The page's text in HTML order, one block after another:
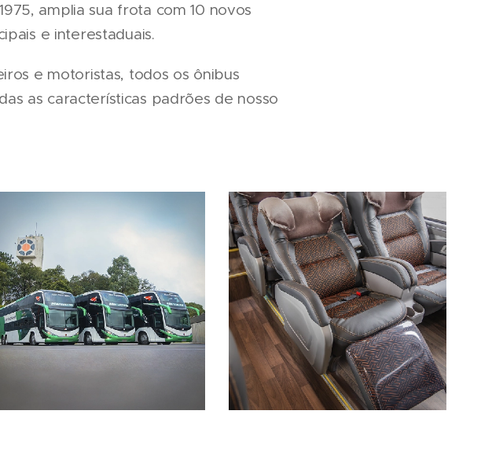
amplia sua frota com 10 novos
e interestaduais.
e motoristas, todos os ônibus
as características padrões de nosso